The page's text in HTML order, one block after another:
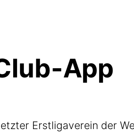
App
Erst­li­ga­ver­ein der